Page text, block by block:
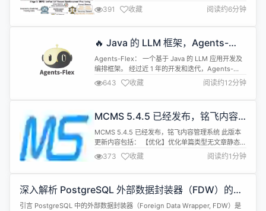
态奖励模型（Unified Reward-Think）。“首次让奖
励模型在各视觉任务上真正 “学会思考”，实现对复杂
视觉生成与理解任务的准确评估、跨任务泛化与推理
括模型、数据集、训练脚本与评测工具。“Unifie...
391 收藏 阅读约6分钟
🔥 Java 的 LLM 框架，Agents-
Flex v1.0.9 发布
Agents-Flex： 一个基于 Java 的 LLM 应用开发及
编排框架。 经过近 1 年的开发和迭代，Agents-
Flex 发布了 30+ 个版本，终于迎来了 v1.0.0 正式版
本。 与此同时，基于 Agents-flex 开发的对标 Dify
Coze 等产品的 AIFlowy 也正式对外开源，开源地
643 收藏 阅读约12分钟
MCMS 5.4.5 已经发布，铭飞内容
管理系统
MCMS 5.4.5 已经发布，铭飞内容管理系统 此版本
更新内容包括： 【优化】优化单篇类型无文章静态化
提示 【优化】优化自定义业务保存更新错误提示
【优化】优化单篇类型无文章静态化提示 【优化】优
化自定义业务保存更新错误提示 【修复】修复栏目和
校验值未正常回显 【修复】具体参考开源中国与
GitHub的ISS...
373 收藏 阅读约1分钟
深入解析 PostgreSQL 外部数据封装器（FDW）的
SELECT 查询执行机制
引言 PostgreSQL 中的外部数据封装器（Foreign Data Wrapper, FDW）是